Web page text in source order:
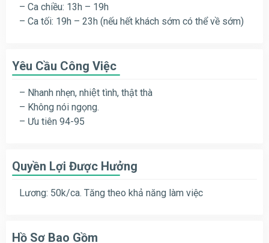
– Ca chiều: 13h – 19h
– Ca tối: 19h – 23h (nếu hết khách sớm có thể về sớm)
Yêu Cầu Công Việc
– Nhanh nhẹn, nhiệt tình, thật thà
– Không nói ngọng.
– Ưu tiên 94-95
Quyền Lợi Được Hưởng
Lương: 50k/ca. Tăng theo khả năng làm việc
Hồ Sơ Bao Gồm